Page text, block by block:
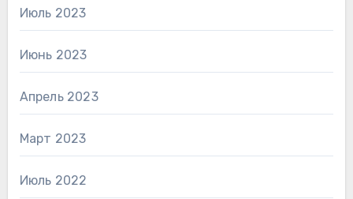
Июль 2023
Июнь 2023
Апрель 2023
Март 2023
Июль 2022